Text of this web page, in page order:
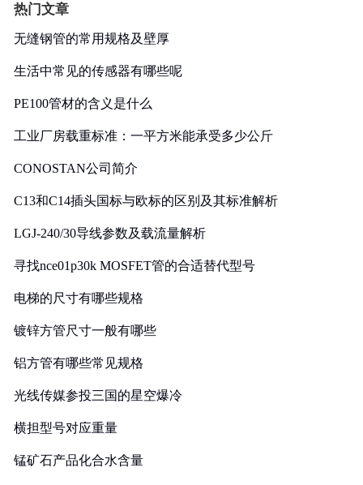
热门文章
无缝钢管的常用规格及壁厚
生活中常见的传感器有哪些呢
PE100管材的含义是什么
工业厂房载重标准：一平方米能承受多少公斤
CONOSTAN公司简介
C13和C14插头国标与欧标的区别及其标准解析
LGJ-240/30导线参数及载流量解析
寻找nce01p30k MOSFET管的合适替代型号
电梯的尺寸有哪些规格
镀锌方管尺寸一般有哪些
铝方管有哪些常见规格
光线传媒参投三国的星空爆冷
横担型号对应重量
锰矿石产品化合水含量